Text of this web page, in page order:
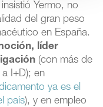
Yermo, no
del gran peso
en España.
líder
(con más de
I+D); en
ya es el
país), y en empleo